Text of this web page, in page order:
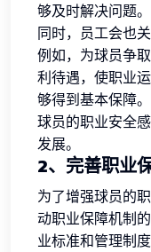
够及时解决问题。
同时，员工会也
例如，为球员争
利待遇，使职业
够得到基本保障
球员的职业安全
发展。
2、完善职业
为了增强球员的
动职业保障机制
业标准和管理制